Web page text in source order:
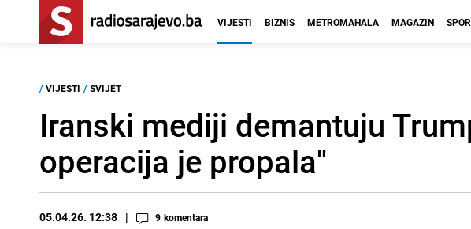
VIJESTI BIZNIS METROMAHALA MAGAZIN
/ VIJESTI / SVIJET
Iranski mediji demantuju
operacija je propala"
05.04.26. 12:38 9 komentara